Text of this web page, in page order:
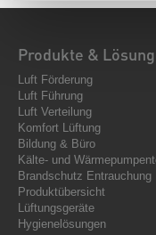
Produkte &
Luft Förderung
Luft Führung
Luft Verteilung
Komfort Lüftung
Bildung & Büro
Kälte- und
Brandschutz Entrauchung
Produktübersicht
Lüftungsgeräte
Hygienelösungen